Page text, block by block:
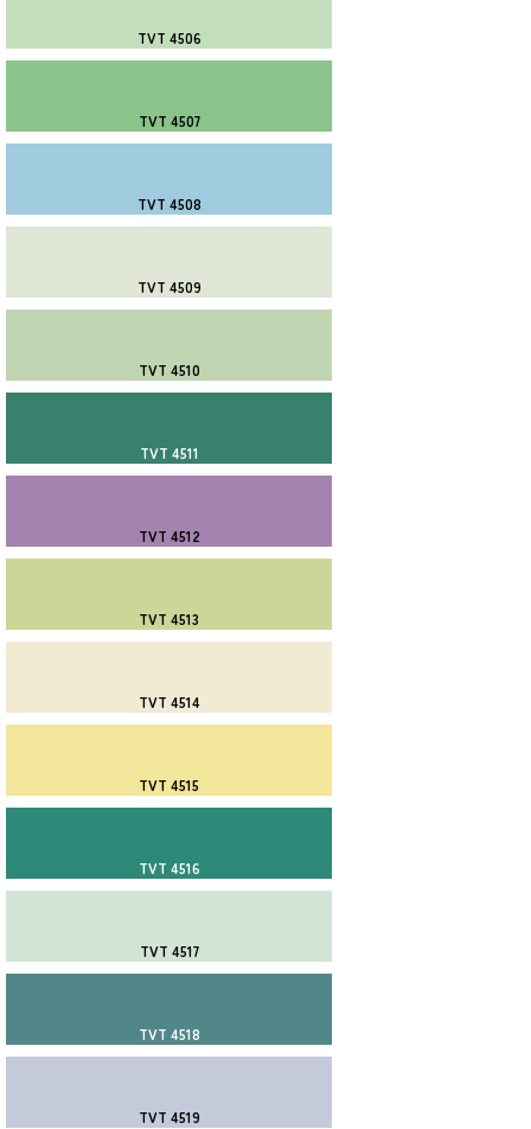
TVT 4506
TVT 4507
TVT 4508
TVT 4509
TVT 4510
TVT 4511
TVT 4512
TVT 4513
TVT 4514
TVT 4515
TVT 4516
TVT 4517
TVT 4518
TVT 4519